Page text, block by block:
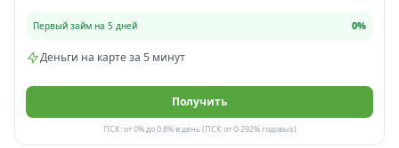
Первый займ на 5 дней 0%
Деньги на карте за 5 минут
Получить
ПСК: от 0% до 0.8% в день (ПСК от 0-292% годовых)